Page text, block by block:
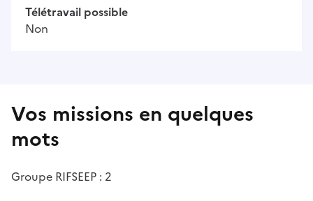
Télétravail possible
Non
Vos missions en quelques
mots
Groupe RIFSEEP : 2